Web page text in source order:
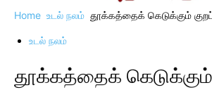
Home உடல் நலம் தூக்கத்தைக் கெடுக்கும்
உடல் நலம்
தூக்கத்தைக் கெடுக்கும்